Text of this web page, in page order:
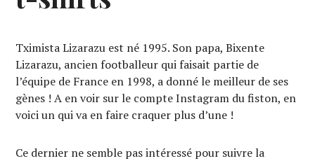
Tximista Lizarazu est né 1995. Son papa, Bixente
Lizarazu, ancien footballeur qui faisait partie de
l’équipe de France en 1998, a donné le meilleur de ses
gènes ! A en voir sur le compte Instagram du fiston, en
voici un qui va en faire craquer plus d’une !
Ce dernier ne semble pas intéressé pour suivre la